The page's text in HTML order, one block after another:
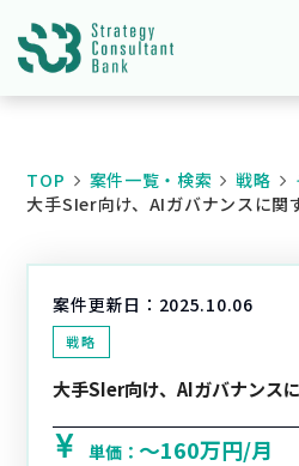
TOP 案件一覧・検索 戦略
大手SIer向け、AIガバナンスに関
案件更新日： 2025.10.06
戦略
大手SIer向け、AIガバナンス
単価：〜160万円/月